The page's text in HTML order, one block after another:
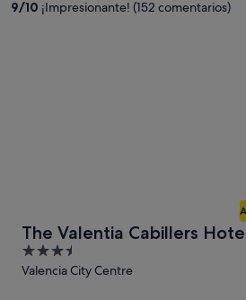
9/10 ¡Impresionante! (152 comentarios)
The Valentia Cabillers
3.5
out
Valencia City Centre